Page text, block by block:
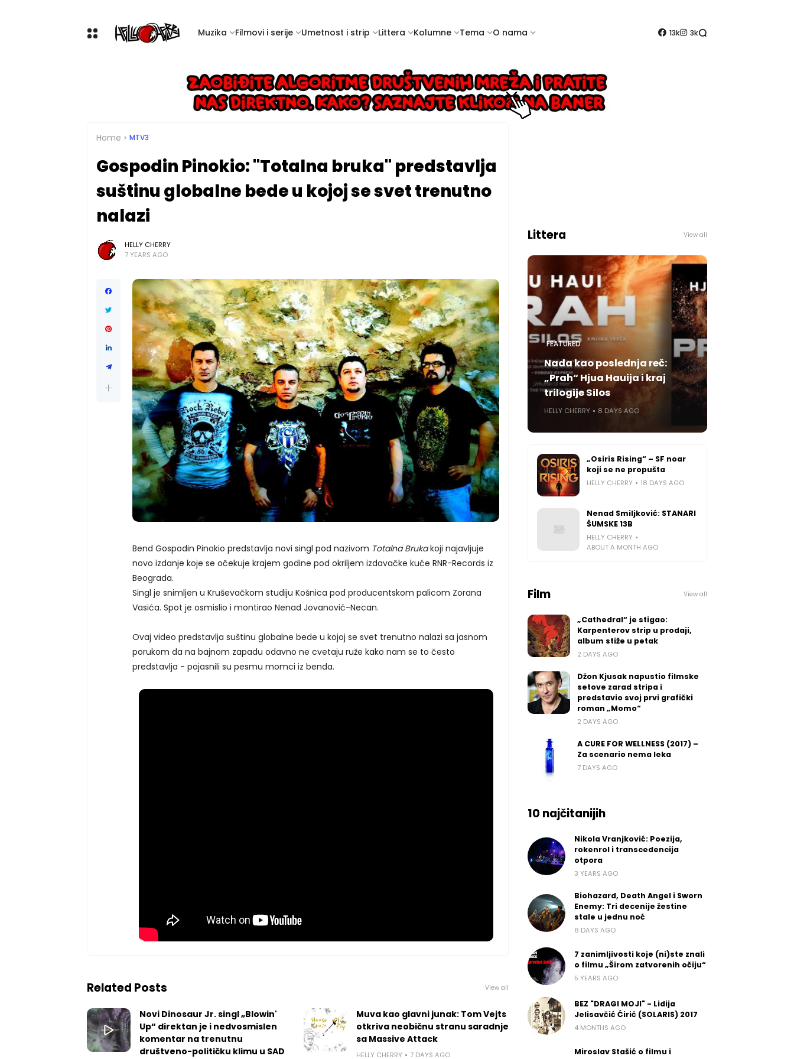
Muzika Filmovi i serije Umetnost i strip Littera Kolumne Tema O nama 13k 3k
Home MTV3
Gospodin Pinokio: "Totalna bruka" predstavlja
suštinu globalne bede u kojoj se svet trenutno
nalazi
HELLY CHERRY
7 YEARS AGO
Bend Gospodin Pinokio predstavlja novi singl pod nazivom Totalna Brukakoji najavljuje
novo izdanje koje se očekuje krajem godine pod okriljem izdavačke kuće RNR-Records iz
Beograda.
Singl je snimljen u Kruševačkom studiju Košnica pod producentskom palicom Zorana
Vasića. Spot je osmislio i montirao Nenad Jovanović-Necan.
Ovaj video predstavlja suštinu globalne bede u kojoj se svet trenutno nalazi sa jasnom
porukom da na bajnom zapadu odavno ne cvetaju ruže kako nam se to često
predstavlja - pojasnili su pesmu momci iz benda.
Related Posts View all
Novi Dinosaur Jr. singl „Blowin'
Up“ direktan je i nedvosmislen
komentar na trenutnu
društveno-političku klimu u SAD
Muva kao glavni junak: Tom Vejts
otkriva neobičnu stranu saradnje
sa Massive Attack
HELLY CHERRY 7 DAYS AGO
Littera View all
FEATURED
Nada kao poslednja reč:
„Prah“ Hjua Hauija i kraj
trilogije Silos
HELLY CHERRY 8 DAYS AGO
„Osiris Rising“ – SF noar
koji se ne propušta
HELLY CHERRY 18 DAYS AGO
Nenad Smiljković: STANARI
ŠUMSKE 13B
HELLY CHERRY
ABOUT A MONTH AGO
Film View all
„Cathedral“ je stigao:
Karpenterov strip u prodaji,
album stiže u petak
2 DAYS AGO
Džon Kjusak napustio filmske
setove zarad stripa i
predstavio svoj prvi grafički
roman „Momo“
2 DAYS AGO
A CURE FOR WELLNESS (2017) –
Za scenario nema leka
7 DAYS AGO
10 najčitanijih
Nikola Vranjković: Poezija,
rokenrol i transcedencija
otpora
3 YEARS AGO
Biohazard, Death Angel i Sworn
Enemy: Tri decenije žestine
stale u jednu noć
8 DAYS AGO
7 zanimljivosti koje (ni)ste znali
o filmu „Širom zatvorenih očiju“
5 YEARS AGO
BEZ "DRAGI MOJI" - Lidija
Jelisavčić Ćirić (SOLARIS) 2017
4 MONTHS AGO
Miroslav Stašić o filmu i